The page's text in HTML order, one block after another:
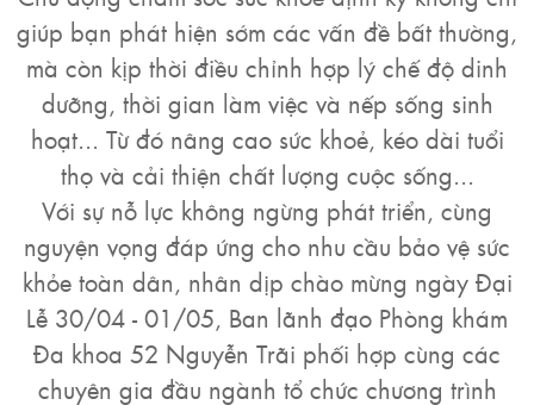
giúp bạn phát hiện sớm các vấn đề bất thường,
mà còn kịp thời điều chỉnh hợp lý chế độ dinh
dưỡng, thời gian làm việc và nếp sống sinh
hoạt... Từ đó nâng cao sức khoẻ, kéo dài tuổi
thọ và cải thiện chất lượng cuộc sống...
Với sự nỗ lực không ngừng phát triển, cùng
nguyện vọng đáp ứng cho nhu cầu bảo vệ sức
khỏe toàn dân, nhân dịp chào mừng ngày Đại
Lễ 30/04 - 01/05, Ban lãnh đạo Phòng khám
Đa khoa 52 Nguyễn Trãi phối hợp cùng các
chuyên gia đầu ngành tổ chức chương trình